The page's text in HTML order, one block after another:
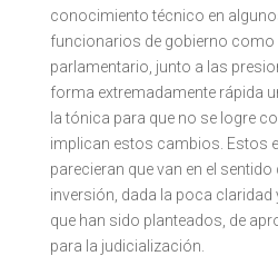
conocimiento técnico en
funcionarios de gobierno como
parlamentario, junto a las
forma extremadamente rápida
la tónica para que no se logre
implican estos cambios. Estos
parecieran que van en el sentido
inversión, dada la poca
que han sido planteados, de
para la judicialización.